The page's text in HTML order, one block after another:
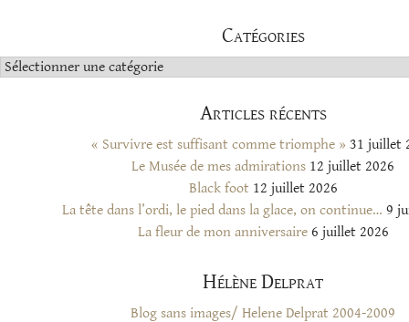
Catégories
Catégories
Articles récents
« Survivre est suffisant comme triomphe » 31 juillet
Le Musée de mes admirations 12 juillet 2026
Black foot 12 juillet 2026
La tête dans l’ordi, le pied dans la glace, on continue… 9
La fleur de mon anniversaire 6 juillet 2026
Hélène Delprat
Blog sans images/ Helene Delprat 2004-2009